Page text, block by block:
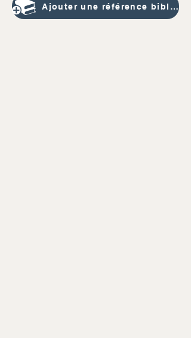
Ajouter une référence